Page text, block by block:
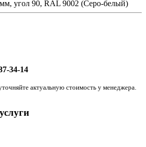
34-14
актуальную стоимость у менеджера.